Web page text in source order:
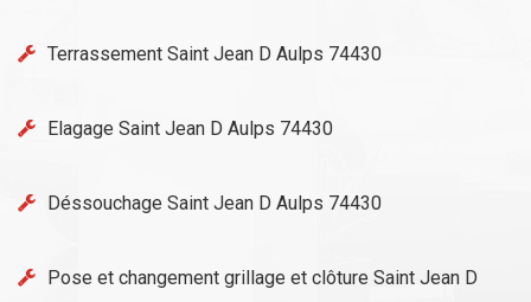
Terrassement Saint Jean D Aulps 74430
Elagage Saint Jean D Aulps 74430
Déssouchage Saint Jean D Aulps 74430
Pose et changement grillage et clôture Saint Jean D